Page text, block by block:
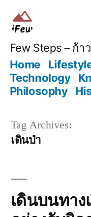
Few Steps – ก้า
Home
Technology
Philosophy
Tag Archives:
เดินป่า
เดินบนทา